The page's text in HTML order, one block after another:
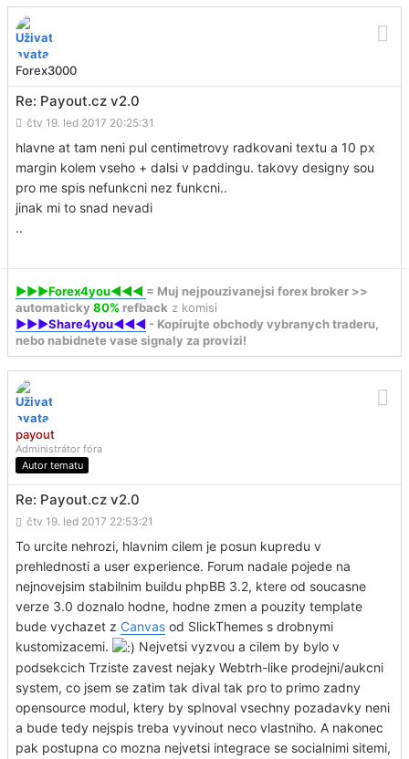
Forex3000
Re: Payout.cz v2.0
čtv 19. led 2017 20:25:31
hlavne at tam neni pul centimetrovy radkovani textu a 10 px
margin kolem vseho + dalsi v paddingu. takovy designy sou
pro me spis nefunkcni nez funkcni..
jinak mi to snad nevadi
..
►►►Forex4you◄◄◄ = Muj nejpouzivanejsi forex broker >>
automaticky 80% refback z komisi
►►►Share4you◄◄◄ - Kopirujte obchody vybranych traderu,
nebo nabidnete vase signaly za provizi!
payout
Administrátor fóra
Autor tematu
Re: Payout.cz v2.0
čtv 19. led 2017 22:53:21
To urcite nehrozi, hlavnim cilem je posun kupredu v
prehlednosti a user experience. Forum nadale pojede na
nejnovejsim stabilnim buildu phpBB 3.2, ktere od soucasne
verze 3.0 doznalo hodne, hodne zmen a pouzity template
bude vychazet z Canvas od SlickThemes s drobnymi
kustomizacemi.
Nejvetsi vyzvou a cilem by bylo v
podsekcich Trziste zavest nejaky Webtrh-like prodejni/aukcni
system, co jsem se zatim tak dival tak pro to primo zadny
opensource modul, ktery by splnoval vsechny pozadavky neni
a bude tedy nejspis treba vyvinout neco vlastniho. A nakonec
pak postupna co mozna nejvetsi integrace se socialnimi sitemi,